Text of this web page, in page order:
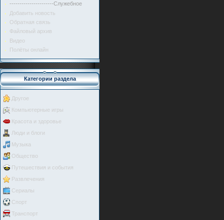
----------------------Служебное
Добавить новость
Обратная связь
Файловый архив
Видео
Полёты онлайн
Категории раздела
Другое
Компьютерные игры
Красота и здоровье
Люди и блоги
Музыка
Общество
Путешествия и события
Развлечения
Сериалы
Спорт
Транспорт